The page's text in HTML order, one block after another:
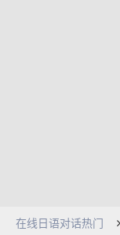
在线日语对话热门